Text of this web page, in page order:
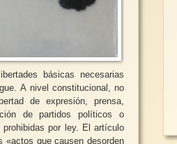
básicas necesarias
A nivel constitucional, no
de expresión, prensa,
de partidos políticos o
por ley. El artículo
que causen desorden